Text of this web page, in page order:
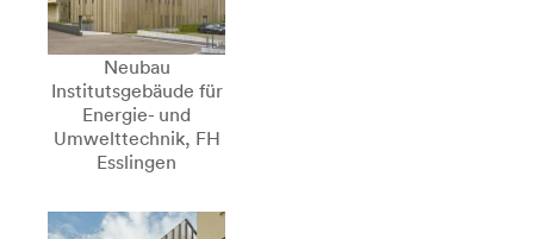
Neubau
Institutsgebäude für
Energie- und
Umwelttechnik, FH
Esslingen